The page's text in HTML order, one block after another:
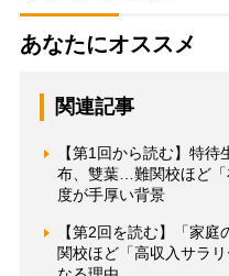
あなたにオススメ
関連記事
【第1回から読む】特
布、雙葉…難関校ほど「
度が手厚い背景
【第2回を読む】「家
関校ほど「高収入サラ